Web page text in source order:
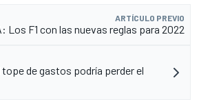
ARTÍCULO PREVIO
Los F1 con las nuevas reglas para 2022
de gastos podría perder el